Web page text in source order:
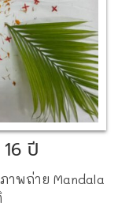
ปี
ภาพถ่าย Mandala